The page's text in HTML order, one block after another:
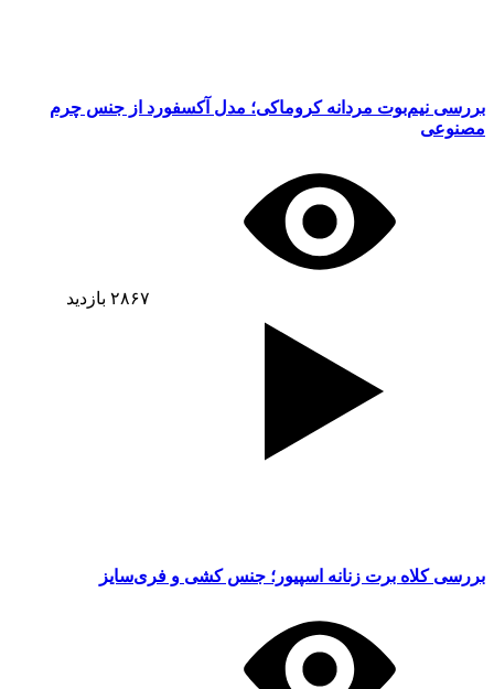
بررسی نیم‌بوت مردانه کروماکی؛ مدل آکسفورد از جنس چرم
مصنوعی
۲۸۶۷ بازدید
بررسی کلاه برت زنانه اسپیور؛ جنس کشی و فری‌سایز